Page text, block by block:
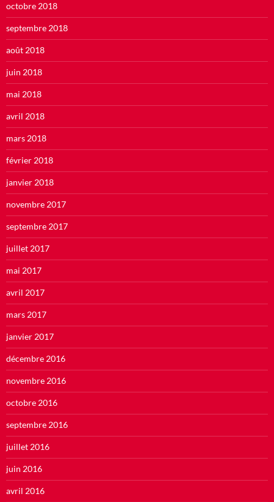
octobre 2018
septembre 2018
août 2018
juin 2018
mai 2018
avril 2018
mars 2018
février 2018
janvier 2018
novembre 2017
septembre 2017
juillet 2017
mai 2017
avril 2017
mars 2017
janvier 2017
décembre 2016
novembre 2016
octobre 2016
septembre 2016
juillet 2016
juin 2016
avril 2016